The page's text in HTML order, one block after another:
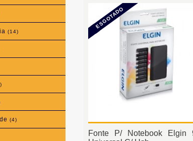
(14)
(4)
ESGOTADO
Fonte P/ Notebook Elgin